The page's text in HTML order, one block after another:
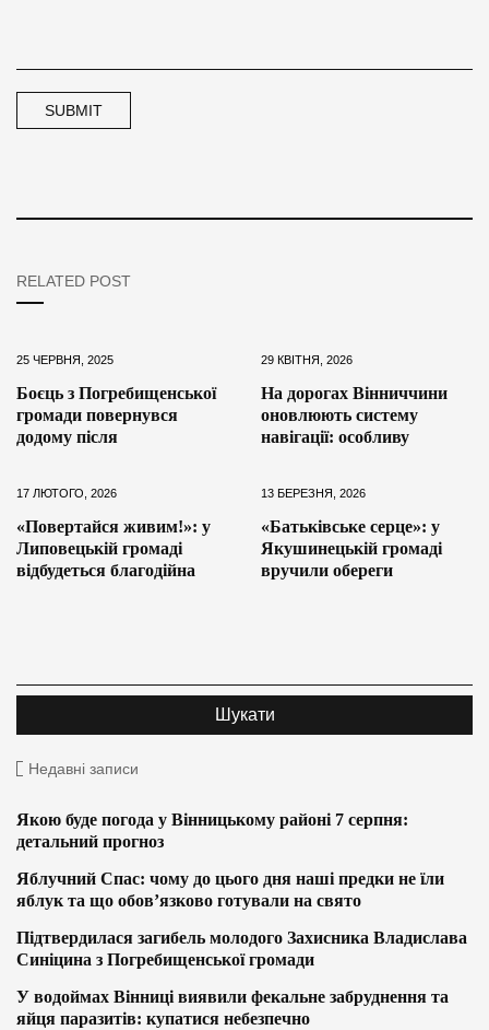
RELATED POST
25 ЧЕРВНЯ, 2025
Боєць з Погребищенської
громади повернувся
додому після
29 КВІТНЯ, 2026
На дорогах Вінниччини
оновлюють систему
навігації: особливу
17 ЛЮТОГО, 2026
«Повертайся живим!»: у
Липовецькій громаді
відбудеться благодійна
13 БЕРЕЗНЯ, 2026
«Батьківське серце»: у
Якушинецькій громаді
вручили обереги
Недавні записи
Якою буде погода у Вінницькому районі 7 серпня:
детальний прогноз
Яблучний Спас: чому до цього дня наші предки не їли
яблук та що обов’язково готували на свято
Підтвердилася загибель молодого Захисника Владислава
Синіцина з Погребищенської громади
У водоймах Вінниці виявили фекальне забруднення та
яйця паразитів: купатися небезпечно